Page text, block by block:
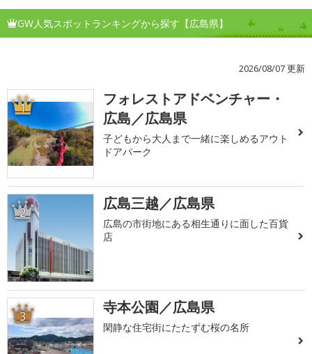
GW人気スポットランキングから探す【広島県】
2026/08/07 更新
1
フォレストアドベンチャー・
広島／広島県
子どもから大人まで一緒に楽しめるアウト
ドアパーク
2 広島三越／広島県
広島の市街地にある相生通りに面した百貨
店
3 寺本公園／広島県
閑静な住宅街にたたずむ桜の名所